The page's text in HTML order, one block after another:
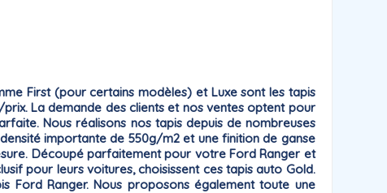
First(pour certains modèles) et Luxesont les tapis
La demande des clients et nos ventes optent pour
Nous réalisons nos tapis depuis de nombreuses
importante de 550g/m2 et une finition de ganse
Découpé parfaitement pour votre Ford Ranger et
pour leurs voitures, choisissent ces tapis auto Gold.
Ranger. Nous proposons également toute une